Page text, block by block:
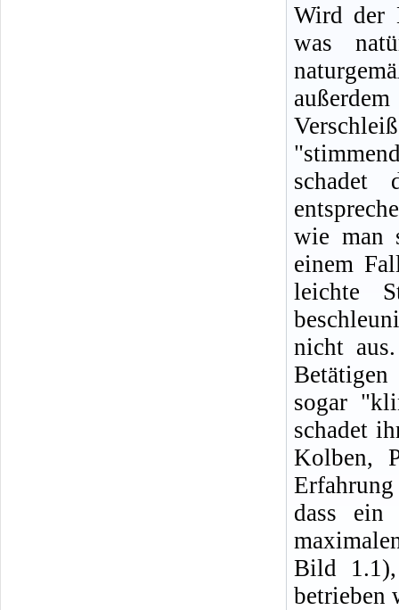
Wird der
was
schadet
wie man
einem
leichte
nicht
sogar
schadet
Kolben,
dass ein
Bild
betrieben